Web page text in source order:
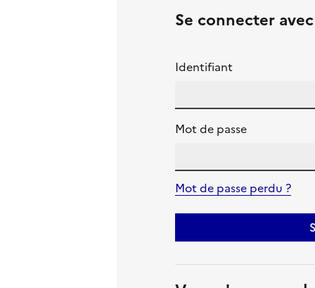
Se connecter
Identifiant
Mot de passe
Mot de passe perdu ?